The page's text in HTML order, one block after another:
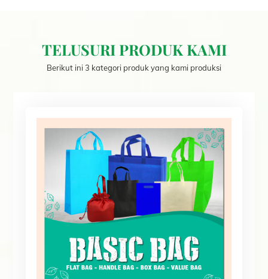
TELUSURI PRODUK KAMI
Berikut ini 3 kategori produk yang kami produksi